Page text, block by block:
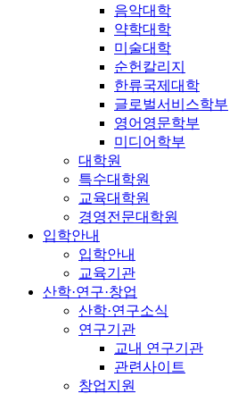
음악대학
약학대학
미술대학
순헌칼리지
한류국제대학
글로벌서비스학부
영어영문학부
미디어학부
대학원
특수대학원
교육대학원
경영전문대학원
입학안내
입학안내
교육기관
산학·연구·창업
산학·연구소식
연구기관
교내 연구기관
관련사이트
창업지원